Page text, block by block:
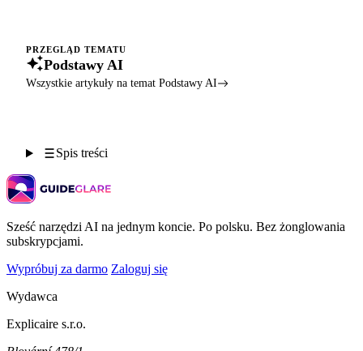
PRZEGLĄD TEMATU
Podstawy AI
Wszystkie artykuły na temat Podstawy AI
Spis treści
Sześć narzędzi AI na jednym koncie. Po polsku. Bez żonglowania
subskrypcjami.
Wypróbuj za darmo Zaloguj się
Wydawca
Explicaire s.r.o.